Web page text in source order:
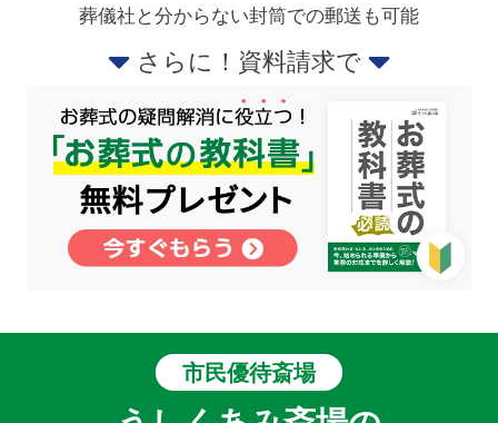
葬儀社と分からない封筒での郵送も可能
さらに！資料請求で
市民優待斎場